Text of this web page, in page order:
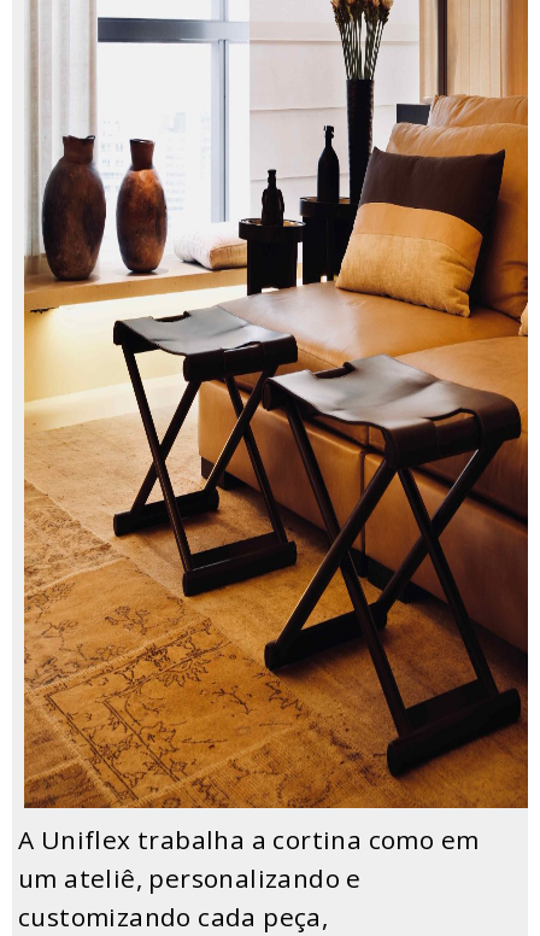
A Uniflex trabalha a cortina como em
um ateliê, personalizando e
customizando cada peça,